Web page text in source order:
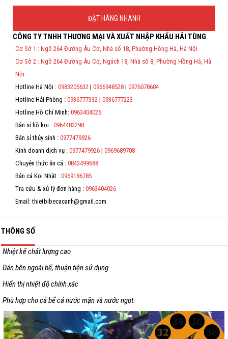
ĐẶT HÀNG NHANH
Thông Tin Đặt Hàng
Theo Nghị định 123/2020/NĐ-CP và nghị định 70/2025/NĐ-CP về việc
thực hiện lập Hóa Đơn Điện Tử bán hàng và cung cấp dịch vụ cho
người mua bắt buộc phải thế hiện đầy đủ thông tin: họ tên, địa chỉ, mã
CÔNG TY TNHH THƯƠNG MẠI VÀ XUẤT NHẬP KHẨU HẢI TÙNG
Cơ Sở 1 : Ngõ 264 Đường Âu Cơ, Nhà số 18, Phường Hồng Hà, Hà Nội
Cơ Sở 2 : Ngõ 264 Đường Âu Cơ, Ngách 18, Nhà số 8, Phường Hồng Hà, Hà
Nội
Hotline Hà Nội : 0983205632| 0966948528| 0976078684
Hotline Hải Phòng : 0936777332| 0936777223
Hotline Hồ Chí Minh: 0963404026
Bán sỉ hồ koi : 0964483298
Bán sỉ thủy sinh : 0977479926
Kinh doanh dịch vụ : 0977479926| 0969689708
Chuyên thức ăn cá : 0843499688
Bán cá Koi Nhật : 0969186785
Tra cứu & xử lý đơn hàng : 0963404026
Email: thietbibecacanh@gmail.com
THÔNG SỐ
Nhiệt kế chất lượng cao
Dán bên ngoài bể, thuận tiện sử dụng
Hiển thị nhiệt độ chính xác
Phù hợp cho cả bể cá nước mặn và nước ngọt.
Cá Koi
Kiến thức
Tin tức